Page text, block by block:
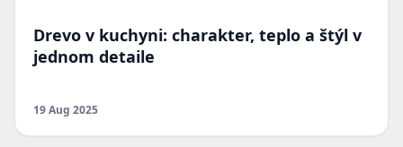
Drevo v kuchyni: charakter, teplo a štýl v
jednom detaile
19 Aug 2025